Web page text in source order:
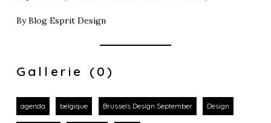
ByBlog Esprit Design
Gallerie (0)
agenda belgique Brussels Design September Design